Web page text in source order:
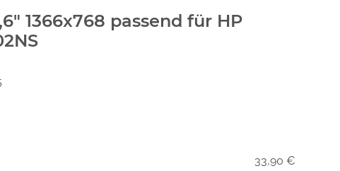
1366x768 passend für HP
33,90 €